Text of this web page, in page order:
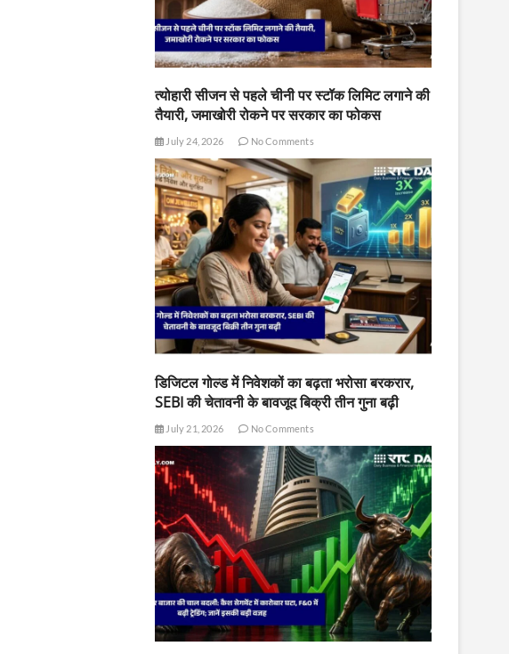
त्योहारी सीजन से पहले चीनी पर स्टॉक लिमिट लगाने की
तैयारी, जमाखोरी रोकने पर सरकार का फोकस
July 24, 2026 No Comments
डिजिटल गोल्ड में निवेशकों का बढ़ता भरोसा बरकरार,
SEBI की चेतावनी के बावजूद बिक्री तीन गुना बढ़ी
July 21, 2026 No Comments